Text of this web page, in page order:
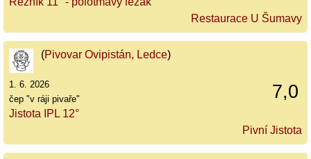
Restaurace U Šumavy
(Pivovar Ovipistán, Ledce)
7,0
1. 6. 2026
čep "v ráji pivaře"
Jistota IPL 12°
Pivní Jistota